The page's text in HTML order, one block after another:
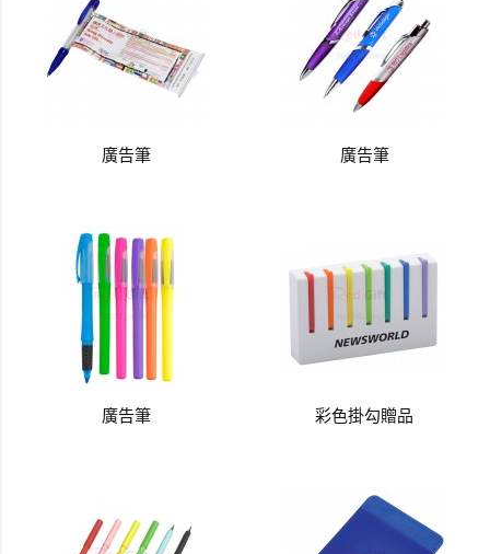
廣告筆 廣告筆
廣告筆 彩色掛勾贈品